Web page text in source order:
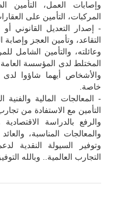
وإصابات العمل، التأمين
المركبات، التأمين على
- إصدار التعديل القانوني
التقاعد، وتأمين العجز
وعائلته، والتأمين الشامل
المختلط لدى المؤسسة
والأشخاص أيهما شاؤوا
خاصة.
- المعالجات المالية
التأمين مع الاستفادة من
والرفع بالدراسة
والمعالجات المناسبة،
وتوفير السيولة النقدية
التجارب العالمية.. وبالله